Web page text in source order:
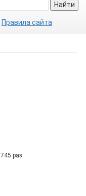
Найти
Правила сайта
745 раз